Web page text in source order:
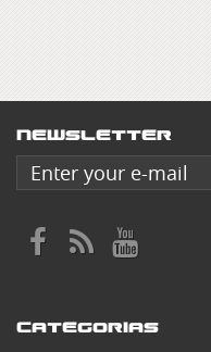
Newsletter
Categorias